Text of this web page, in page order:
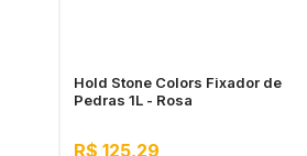
Hold Stone Colors Fixador de
Pedras 1L - Rosa
R$ 125,29